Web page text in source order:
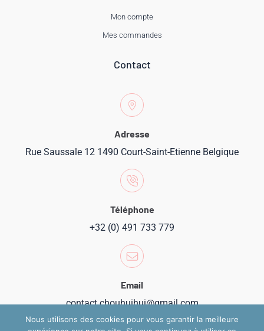
Mon compte
Mes commandes
Contact
Adresse
Rue Saussale 12 1490 Court-Saint-Etienne Belgique
Téléphone
+32 (0) 491 733 779
Email
contact.chouhuihui@gmail.com
Nous utilisons des cookies pour vous garantir la meilleure